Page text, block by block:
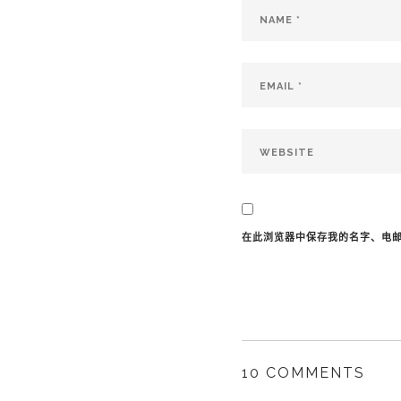
在此浏览器中保存我的名字、电邮
10 COMMENTS